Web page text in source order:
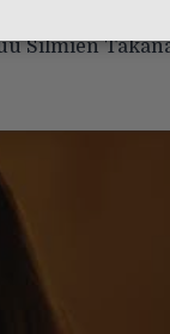
Silmien